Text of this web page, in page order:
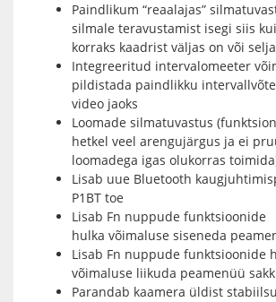
Paindlikum “reaalajas”
silmale teravustamist isegi siis
korraks kaadrist väljas on või
Integreeritud intervalomeeter
pildistada paindlikku
video jaoks
Loomade silmatuvastus
hetkel veel arengujärgus ja ei
loomadega igas olukorras
Lisab uue Bluetooth
P1BT toe
Lisab Fn nuppude funktsioonide
hulka võimaluse siseneda
Lisab Fn nuppude funktsioonide
võimaluse liikuda peamenüü
Parandab kaamera üldist